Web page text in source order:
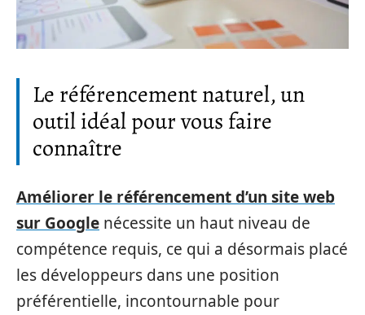
Le référencement naturel, un
outil idéal pour vous faire
connaître
Améliorer le référencement d’un site web
sur Google nécessite un haut niveau de
compétence requis, ce qui a désormais placé
les développeurs dans une position
préférentielle, incontournable pour